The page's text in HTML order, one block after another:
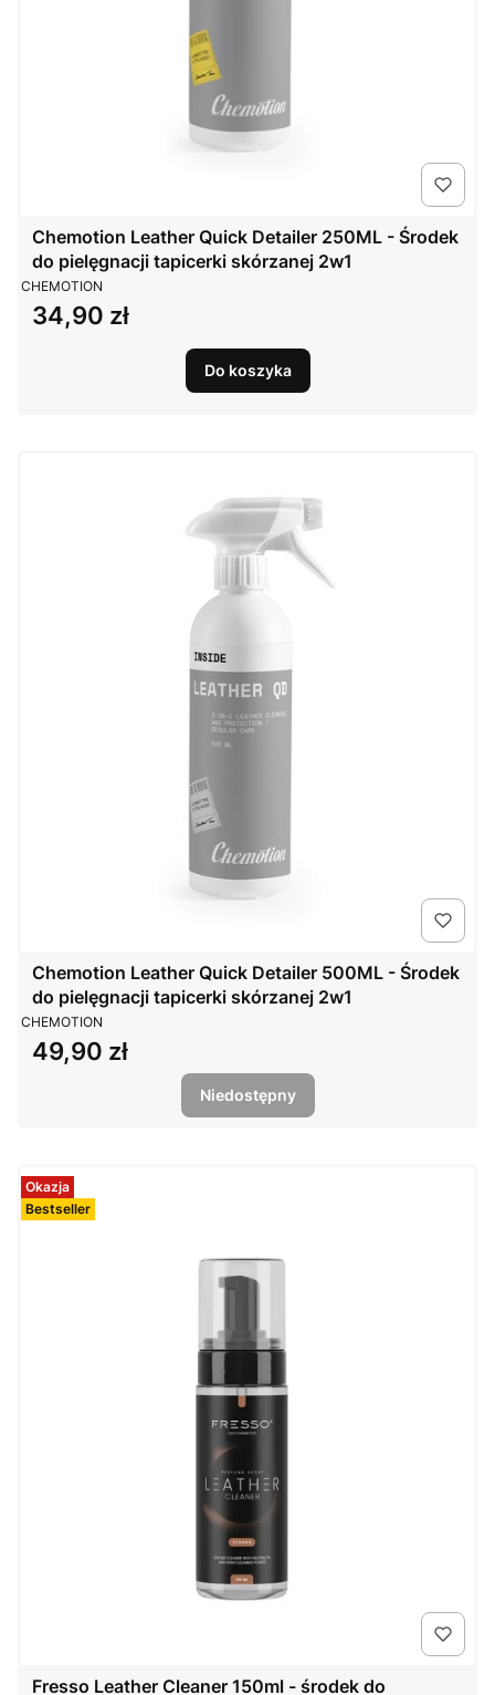
Chemotion Leather Quick Detailer 250ML - Środek
do pielęgnacji tapicerki skórzanej 2w1
PRODUCENT
CHEMOTION
Cena
34,90 zł
Do koszyka
Chemotion Leather Quick Detailer 500ML - Środek
do pielęgnacji tapicerki skórzanej 2w1
PRODUCENT
CHEMOTION
Cena
49,90 zł
Niedostępny
Okazja
Bestseller
Fresso Leather Cleaner 150ml - środek do